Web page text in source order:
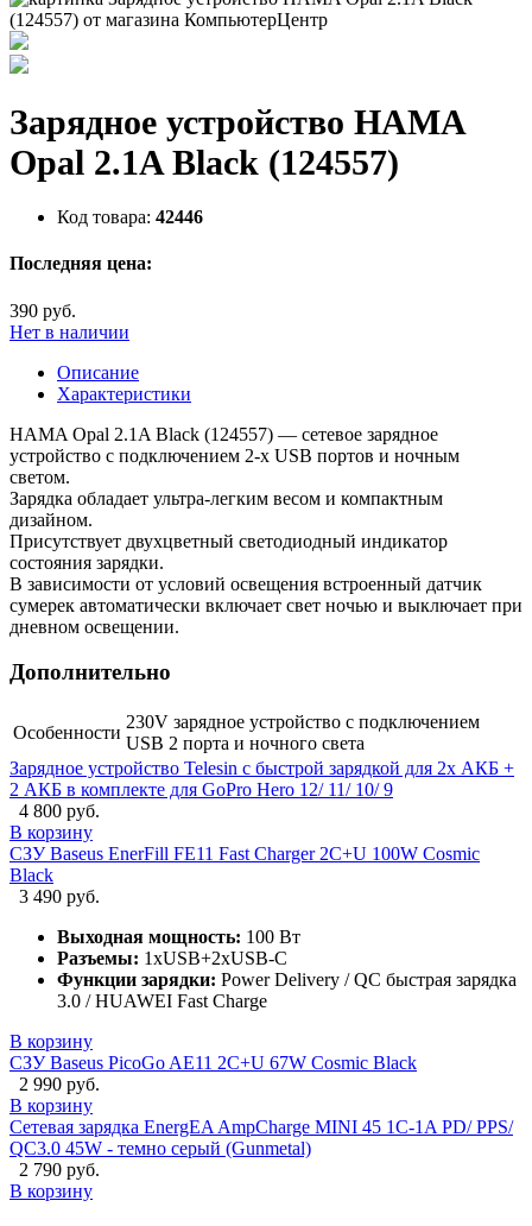
Зарядное устройство HAMA
Opal 2.1A Black (124557)
Код товара: 42446
Последняя цена:
390 руб.
Нет в наличии
Описание
Характеристики
HAMA Opal 2.1A Black (124557) — сетевое зарядное
устройство с подключением 2-х USB портов и ночным
светом.
Зарядка обладает ультра-легким весом и компактным
дизайном.
Присутствует двухцветный светодиодный индикатор
состояния зарядки.
В зависимости от условий освещения встроенный датчик
сумерек автоматически включает свет ночью и выключает при
дневном освещении.
Дополнительно
Особенности
230V зарядное устройство с подключением
USB 2 порта и ночного света
Зарядное устройство Telesin с быстрой зарядкой для 2х АКБ +
2 АКБ в комплекте для GoPro Hero 12/ 11/ 10/ 9
4 800 руб.
В корзину
СЗУ Baseus EnerFill FE11 Fast Charger 2C+U 100W Cosmic
Black
3 490 руб.
Выходная мощность: 100 Вт
Разъемы: 1xUSB+2xUSB-C
Функции зарядки: Power Delivery / QC быстрая зарядка
3.0 / HUAWEI Fast Charge
В корзину
СЗУ Baseus PicoGo AE11 2C+U 67W Cosmic Black
2 990 руб.
В корзину
Сетевая зарядка EnergEA AmpCharge MINI 45 1C-1A PD/ PPS/
QC3.0 45W - темно серый (Gunmetal)
2 790 руб.
В корзину